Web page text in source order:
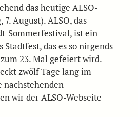
das heutige ALSO-
August). ALSO, das
Sommerfestival, ist ein
das es so nirgends
23. Mal gefeiert wird.
zwölf Tage lang im
nachstehenden
wir der ALSO-Webseite